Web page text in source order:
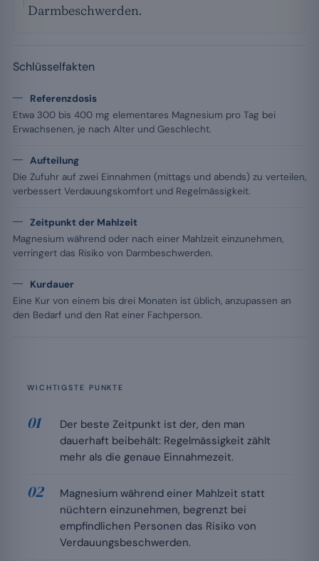
Darmbeschwerden.
Schlüsselfakten
Referenzdosis
Etwa 300 bis 400 mg elementares Magnesium pro Tag bei
Erwachsenen, je nach Alter und Geschlecht.
Aufteilung
Die Zufuhr auf zwei Einnahmen (mittags und abends) zu verteilen,
verbessert Verdauungskomfort und Regelmässigkeit.
Zeitpunkt der Mahlzeit
Magnesium während oder nach einer Mahlzeit einzunehmen,
verringert das Risiko von Darmbeschwerden.
Kurdauer
Eine Kur von einem bis drei Monaten ist üblich, anzupassen an
den Bedarf und den Rat einer Fachperson.
WICHTIGSTE PUNKTE
Der beste Zeitpunkt ist der, den man
dauerhaft beibehält: Regelmässigkeit zählt
mehr als die genaue Einnahmezeit.
Magnesium während einer Mahlzeit statt
nüchtern einzunehmen, begrenzt bei
empfindlichen Personen das Risiko von
Verdauungsbeschwerden.